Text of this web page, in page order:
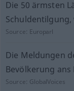
Die 50 ärmsten
Source: Europarl
Die Meldungen
Bevölkerung
Source: GlobalVoices